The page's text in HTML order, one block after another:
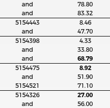
and
78.80
and
83.32
5154443 8.46
and
47.70
5154398 4.33
and
33.80
and
68.79
5154475 8.92
and
51.90
5154521 71.10
5154326 27.00
and
56.00